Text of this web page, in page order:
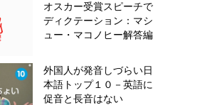
オスカー受賞スピーチで
ディクテーション：マシ
ュー・マコノヒー解答編
外国人が発音しづらい日
本語トップ１０－英語に
促音と長音はない